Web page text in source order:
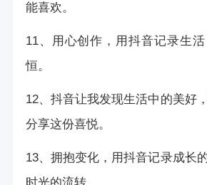
能喜欢。
11、用心创作，用抖音记录生
恒。
12、抖音让我发现生活中的美好
分享这份喜悦。
13、拥抱变化，用抖音记录成长